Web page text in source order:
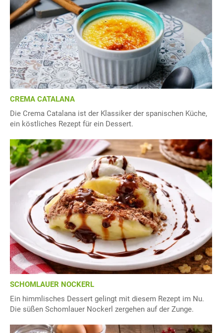
CREMA CATALANA
Die Crema Catalana ist der Klassiker der spanischen Küche,
ein köstliches Rezept für ein Dessert.
SCHOMLAUER NOCKERL
Ein himmlisches Dessert gelingt mit diesem Rezept im Nu.
Die süßen Schomlauer Nockerl zergehen auf der Zunge.